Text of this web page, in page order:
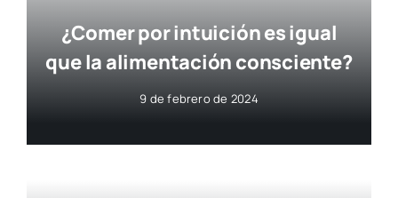
¿Comer por intuición es igual
que la alimentación consciente?
9 de febrero de 2024